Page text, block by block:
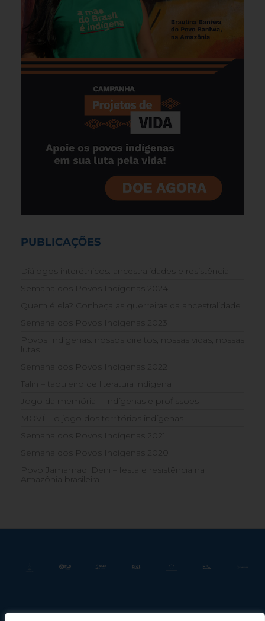
PUBLICAÇÕES
Diálogos interétnicos: ancestralidades e resistência
Semana dos Povos Indígenas 2024
Quem é ela? Conheça as guerreiras da ancestralidade
Semana dos Povos Indígenas 2023
Povos Indígenas: nossos direitos, nossas vidas, nossas
lutas
Semana dos Povos Indígenas 2022
Talin – tabuleiro de literatura indígena
Jogo da memória – Indígenas e profissões
MOVÍ – o jogo dos territórios indígenas
Semana dos Povos Indígenas 2021
Semana dos Povos Indígenas 2020
Povo Jamamadi Deni – festa e resistência na
Amazônia brasileira